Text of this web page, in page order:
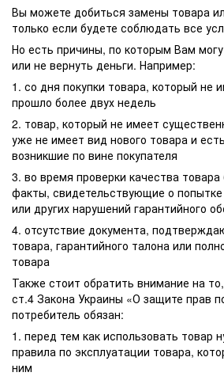
Вы можете добиться замены товара
только если будете соблюдать все
Но есть причины, по которым Вам
или не вернуть деньги. Например:
1. со дня покупки товара, который не
прошло более двух недель
2. товар, который не имеет
уже не имеет вид нового товара и
возникшие по вине покупателя
3. во время проверки качества
факты, свидетельствующие о
или других нарушений гарантийного
4. отсутствие документа,
товара, гарантийного талона или
товара
Также стоит обратить внимание на
ст.4 Закона Украины «О защите прав
потребитель обязан:
1. перед тем как использовать товар
правила по эксплуатации товара,
ним